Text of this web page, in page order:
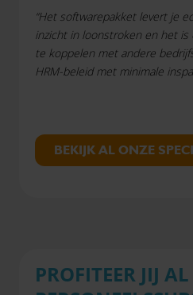
“Het softwarepakket levert je
inzicht in loonstroken en het is
te koppelen met andere
HRM-beleid met minimale
BEKIJK AL ONZE
PROFITEER JIJ